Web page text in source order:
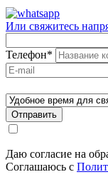
Или свяжитесь
Телефон*
Отправить
Даю согласие на
Соглашаюсь с